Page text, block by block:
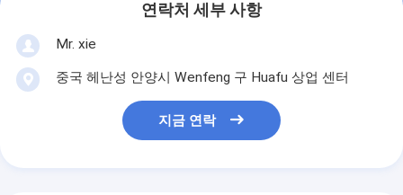
연락처 세부 사항
Mr. xie
중국 헤난성 안양시 Wenfeng 구 Huafu 상업 센터
지금 연락